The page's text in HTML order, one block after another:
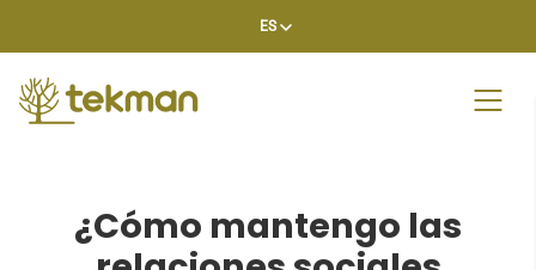
ES
¿Cómo mantengo las